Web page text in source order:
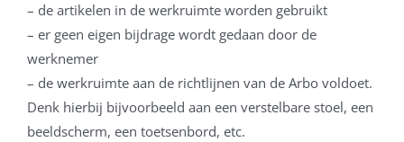
– de artikelen in de werkruimte worden gebruikt
– er geen eigen bijdrage wordt gedaan door de
werknemer
– de werkruimte aan de richtlijnen van de Arbo voldoet.
Denk hierbij bijvoorbeeld aan een verstelbare stoel, een
beeldscherm, een toetsenbord, etc.